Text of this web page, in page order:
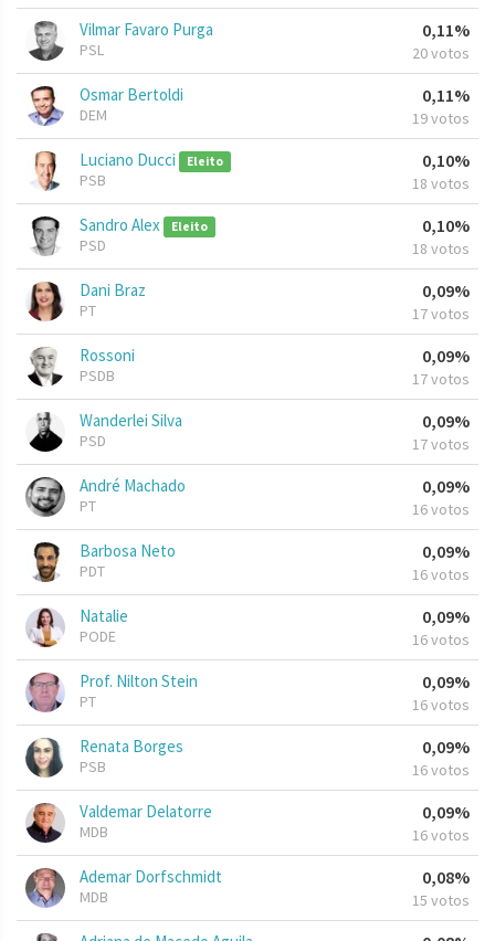
Vilmar Favaro Purga
PSL
0,11%
20 votos
Osmar Bertoldi
DEM
0,11%
19 votos
Luciano Ducci Eleito
PSB
0,10%
18 votos
Sandro Alex Eleito
PSD
0,10%
18 votos
Dani Braz
PT
0,09%
17 votos
Rossoni
PSDB
0,09%
17 votos
Wanderlei Silva
PSD
0,09%
17 votos
André Machado
PT
0,09%
16 votos
Barbosa Neto
PDT
0,09%
16 votos
Natalie
PODE
0,09%
16 votos
Prof. Nilton Stein
PT
0,09%
16 votos
Renata Borges
PSB
0,09%
16 votos
Valdemar Delatorre
MDB
0,09%
16 votos
Ademar Dorfschmidt
MDB
0,08%
15 votos